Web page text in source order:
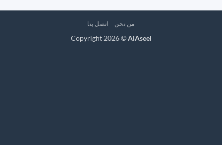
من نحن اتصل بنا
Copyright 2026 ©AlAseel